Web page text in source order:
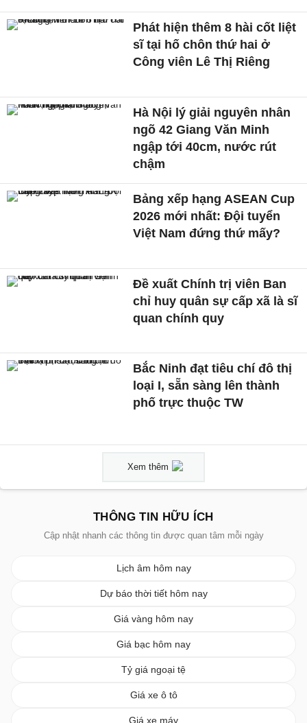
Phát hiện thêm 8 hài cốt liệt
sĩ tại hố chôn thứ hai ở
Công viên Lê Thị Riêng
Hà Nội lý giải nguyên nhân
ngõ 42 Giang Văn Minh
ngập tới 40cm, nước rút
chậm
Bảng xếp hạng ASEAN Cup
2026 mới nhất: Đội tuyển
Việt Nam đứng thứ mấy?
Đề xuất Chính trị viên Ban
chỉ huy quân sự cấp xã là sĩ
quan chính quy
Bắc Ninh đạt tiêu chí đô thị
loại I, sẵn sàng lên thành
phố trực thuộc TW
Xem thêm
THÔNG TIN HỮU ÍCH
Cập nhật nhanh các thông tin được quan tâm mỗi ngày
Lịch âm hôm nay
Dự báo thời tiết hôm nay
Giá vàng hôm nay
Giá bạc hôm nay
Tỷ giá ngoại tệ
Giá xe ô tô
Giá xe máy